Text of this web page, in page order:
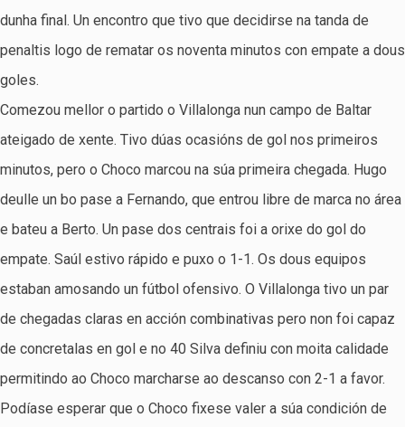
dunha final. Un encontro que tivo que decidirse na tanda de
penaltis logo de rematar os noventa minutos con empate a dous
goles.
Comezou mellor o partido o Villalonga nun campo de Baltar
ateigado de xente. Tivo dúas ocasións de gol nos primeiros
minutos, pero o Choco marcou na súa primeira chegada. Hugo
deulle un bo pase a Fernando, que entrou libre de marca no área
e bateu a Berto. Un pase dos centrais foi a orixe do gol do
empate. Saúl estivo rápido e puxo o 1-1. Os dous equipos
estaban amosando un fútbol ofensivo. O Villalonga tivo un par
de chegadas claras en acción combinativas pero non foi capaz
de concretalas en gol e no 40 Silva definiu con moita calidade
permitindo ao Choco marcharse ao descanso con 2-1 a favor.
Podíase esperar que o Choco fixese valer a súa condición de